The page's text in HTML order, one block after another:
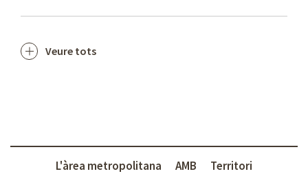
Veure tots
L'àrea metropolitana AMB Territori